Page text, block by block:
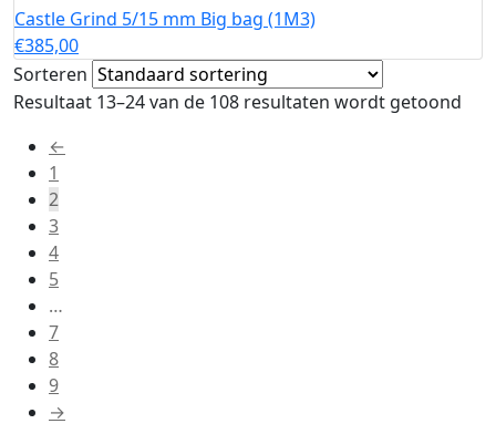
Castle Grind 5/15 mm Big bag (1M3)
€385,00
Sorteren
Resultaat 13–24 van de 108 resultaten wordt getoond
←
1
2
3
4
5
…
7
8
9
→